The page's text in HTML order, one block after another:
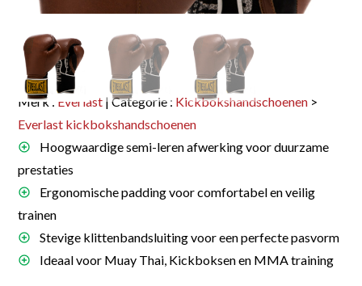
Merk : Everlast | Categorie : Kickbokshandschoenen >
Everlast kickbokshandschoenen
Hoogwaardige semi-leren afwerking voor duurzame
prestaties
Ergonomische padding voor comfortabel en veilig
trainen
Stevige klittenbandsluiting voor een perfecte pasvorm
Ideaal voor Muay Thai, Kickboksen en MMA training